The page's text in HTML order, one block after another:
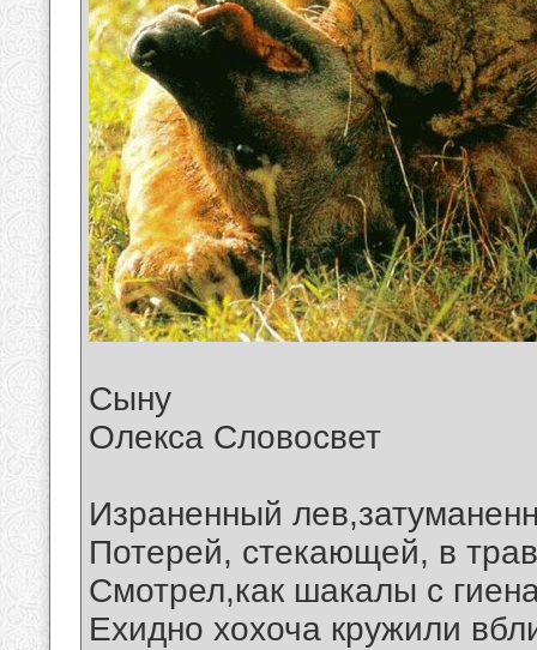
Сыну
Олекса Словосвет
Израненный
Потерей, стекающей, в
Смотрел,как шакалы с
Ехидно хохоча кружили